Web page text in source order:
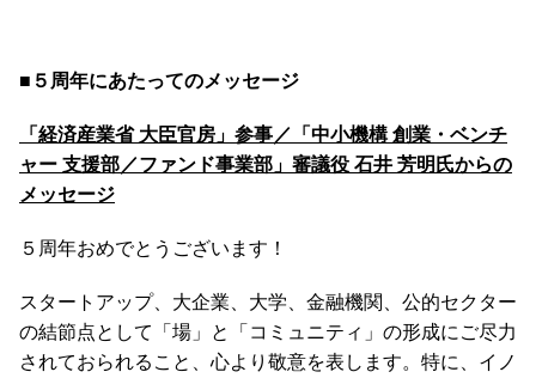
■５周年にあたってのメッセージ
「経済産業省 大臣官房」参事／「中小機構 創業・ベンチ
ャー 支援部／ファンド事業部」審議役 石井 芳明氏からの
メッセージ
５周年おめでとうございます！
スタートアップ、大企業、大学、金融機関、公的セクター
の結節点として「場」と「コミュニティ」の形成にご尽力
されておられること、心より敬意を表します。特に、イノ